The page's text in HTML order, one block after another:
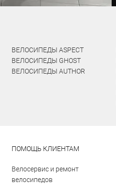
ВЕЛОСИПЕДЫ ASPECT
ВЕЛОСИПЕДЫ GHOST
ВЕЛОСИПЕДЫ AUTHOR
ПОМОЩЬ КЛИЕНТАМ
Велосервис и ремонт
велосипедов